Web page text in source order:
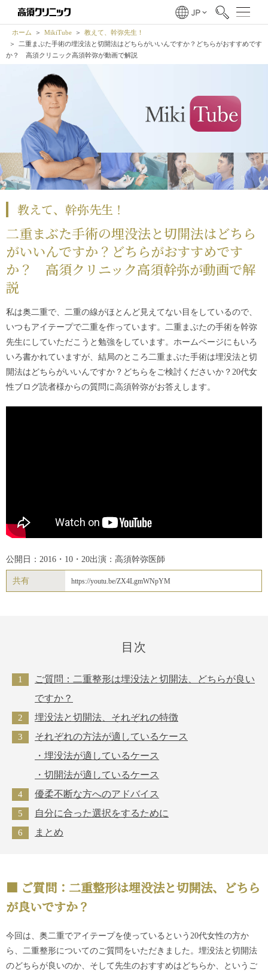
ホーム MikiTube
教えて、幹弥先生！
二重まぶた手術の埋没法と切開法はどちらがいいんですか？どちらがおすすめです
か？ 高須クリニック高須幹弥が動画で解説
教えて、幹弥先生！
二重まぶた手術の埋没法と切開法はどちら
がいいんですか？どちらがおすすめです
か？ 高須クリニック高須幹弥が動画で解
説
私は奥二重で、二重の線がほとんど見えてない目をしているので、
いつもアイテープで二重を作っています。二重まぶたの手術を幹弥
先生にしていただこうと勉強をしています。ホームページにもいろ
いろ書かれていますが、結局のところ二重まぶた手術は埋没法と切
開法はどちらがいいんですか？どちらをご検討くださいか？20代女
性ブログ読者様からの質問に高須幹弥がお答えします。
公開日：2016・10・20出演：高須幹弥医師
共有 https://youtu.be/ZX4LgmWNpYM
目次
ご質問：二重整形は埋没法と切開法、どちらが良い
ですか？
埋没法と切開法、それぞれの特徴
それぞれの方法が適しているケース
・埋没法が適しているケース
・切開法が適しているケース
優柔不断な方へのアドバイス
自分に合った選択をするために
まとめ
ご質問：二重整形は埋没法と切開法、どちら
が良いですか？
今回は、奥二重でアイテープを使っているという20代女性の方か
ら、二重整形についてのご質問をいただきました。埋没法と切開法
のどちらが良いのか、そして先生のおすすめはどちらか、というご